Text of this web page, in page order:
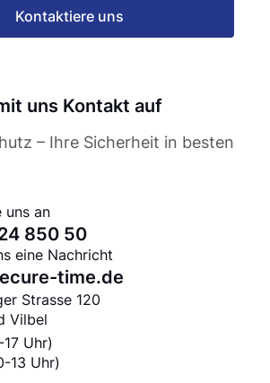
uns Kontakt auf
– Ihre Sicherheit in besten
uns an
850 50
eine Nachricht
time.de
Strasse 120
Vilbel
Uhr)
13 Uhr)
Kontaktiere uns